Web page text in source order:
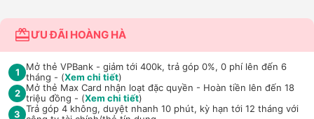
ƯU ĐÃI HOÀNG HÀ
1
Mở thẻ VPBank - giảm tới 400k, trả góp 0%, 0 phí lên đến 6
tháng - (Xem chi tiết)
2 Mở thẻ Max Card nhận loạt đặc quyền - Hoàn tiền lên đến 18
triệu đồng - (Xem chi tiết)
3 Trả góp 4 không, duyệt nhanh 10 phút, kỳ hạn tới 12 tháng với